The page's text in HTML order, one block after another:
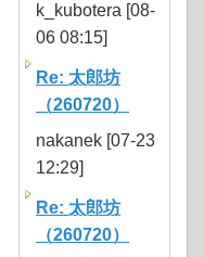
k_kubotera [08-
06 08:15]
Re: 太郎坊
（260720）
nakanek [07-23
12:29]
Re: 太郎坊
（260720）